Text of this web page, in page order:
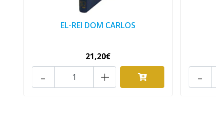
EL-REI DOM CARLOS
21,20€
+
- -